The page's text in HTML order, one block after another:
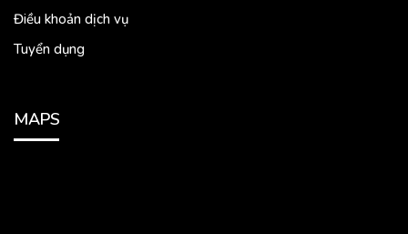
Điều khoản dịch vụ
Tuyển dụng
MAPS